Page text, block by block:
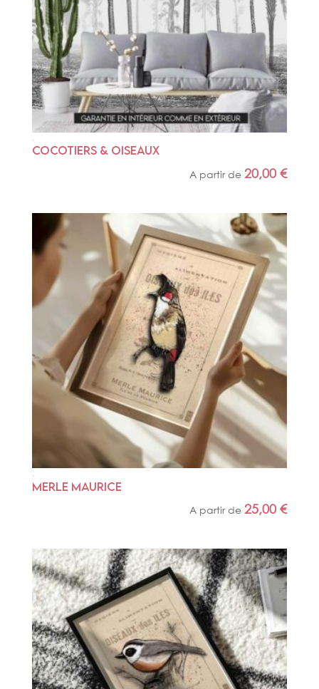
COCOTIERS & OISEAUX
A partir de 20,00€
MERLE MAURICE
A partir de25,00€